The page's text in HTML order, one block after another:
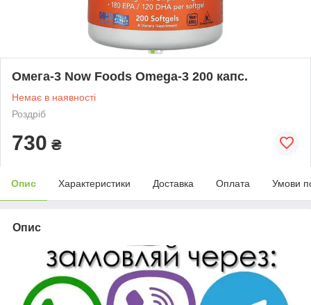
Омега-3 Now Foods Omega-3 200 капс.
Немає в наявності
Роздріб
730 ₴
Опис Характеристики Доставка Оплата Умови
Опис